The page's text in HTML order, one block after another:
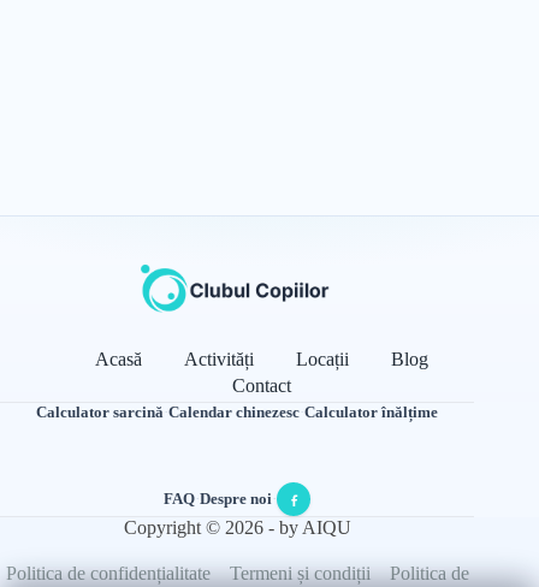
Acasă Activități Locații
Blog
Contact
Calculator sarcină·Calendar chinezesc·Calculator înălțime
FAQ·Despre noi·
Copyright © 2026 - by AIQU
Politica de confidențialitate Termeni și condiții
Politica de